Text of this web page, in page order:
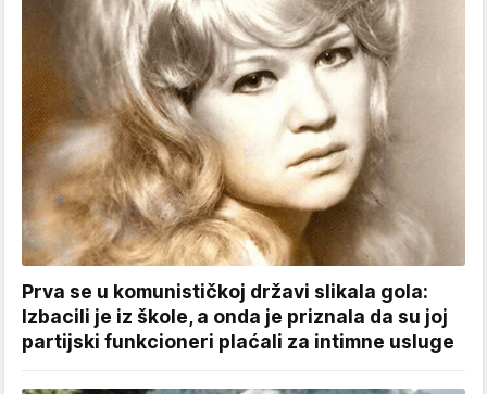
Prva se u komunističkoj državi slikala gola:
Izbacili je iz škole, a onda je priznala da su joj
partijski funkcioneri plaćali za intimne usluge